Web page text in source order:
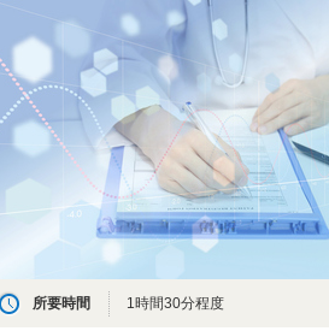
所要時間 1時間30分程度